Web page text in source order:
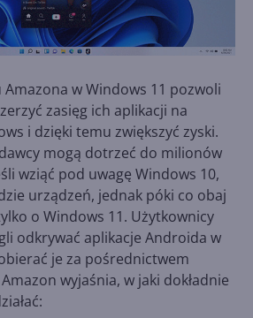
w Windows 11 pozwoli
zasięg ich aplikacji na
i dzięki temu zwiększyć zyski.
mogą dotrzeć do milionów
wziąć pod uwagę Windows 10,
urządzeń, jednak póki co obaj
o Windows 11. Użytkownicy
odkrywać aplikacje Androida w
je za pośrednictwem
wyjaśnia, w jaki dokładnie